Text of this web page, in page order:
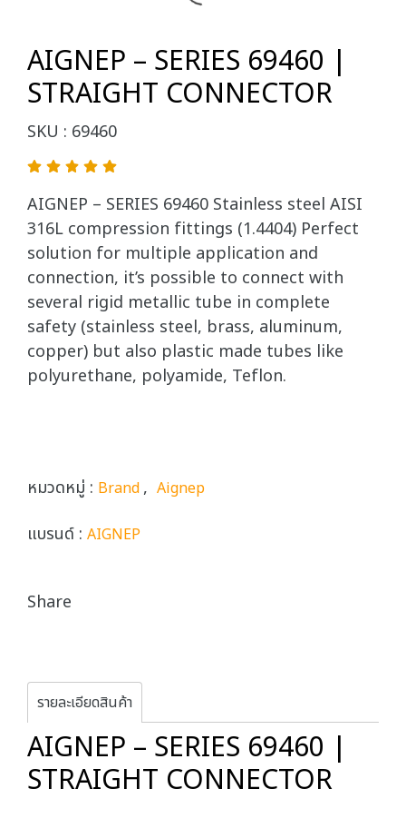
AIGNEP – SERIES 69460 |
STRAIGHT CONNECTOR
SKU : 69460
AIGNEP – SERIES 69460 Stainless steel AISI
316L compression fittings (1.4404) Perfect
solution for multiple application and
connection, it’s possible to connect with
several rigid metallic tube in complete
safety (stainless steel, brass, aluminum,
copper) but also plastic made tubes like
polyurethane, polyamide, Teflon.
หมวดหมู่ : Brand, Aignep
แบรนด์ : AIGNEP
Share
รายละเอียดสินค้า
AIGNEP – SERIES 69460 |
STRAIGHT CONNECTOR